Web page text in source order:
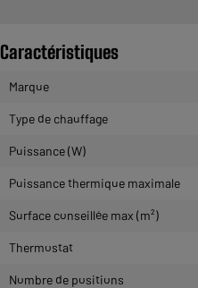
Caractéristiques
Marque
Type de chauffage
Puissance (W)
Puissance thermique maximale
Surface conseillée max (m²)
Thermostat
Nombre de positions